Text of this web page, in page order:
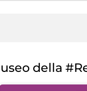
della